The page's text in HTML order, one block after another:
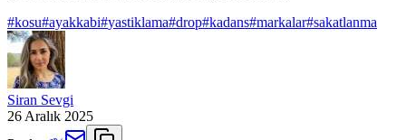
#kosu#ayakkabi#yastiklama#drop#kadans#markalar#sakatlanma
Siran Sevgi
26 Aralık 2025